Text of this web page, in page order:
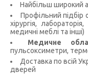
Найбільш широкий
Профільний підбір
хірургія,
медичні меблі та інші)
Медичне
пульсоксиметри,
Доставка по всій
дверей